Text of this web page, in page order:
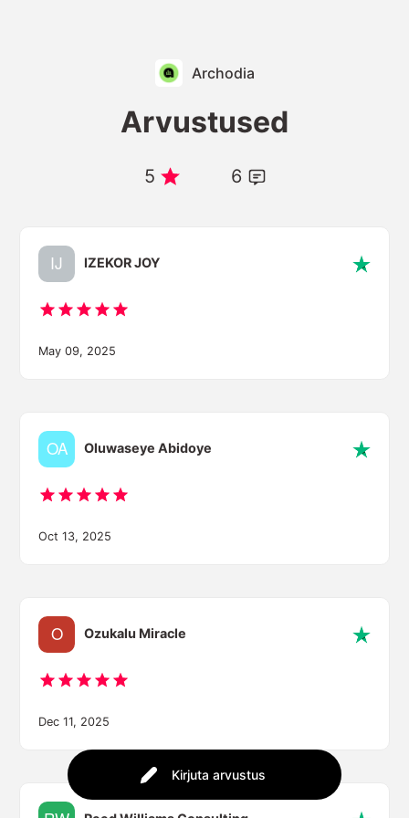
Archodia
Arvustused
5 6
Kirjuta arvustus
IZEKOR JOY
May 09, 2025
Oluwaseye Abidoye
Oct 13, 2025
Ozukalu Miracle
Dec 11, 2025